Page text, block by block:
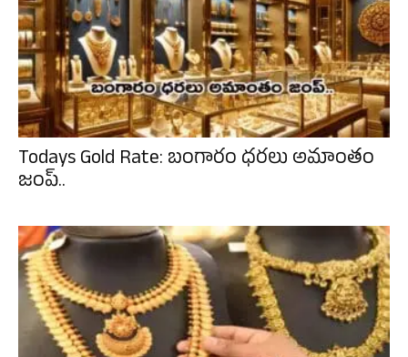
Todays Gold Rate: బంగారం ధరలు అమాంతం
జంప్..